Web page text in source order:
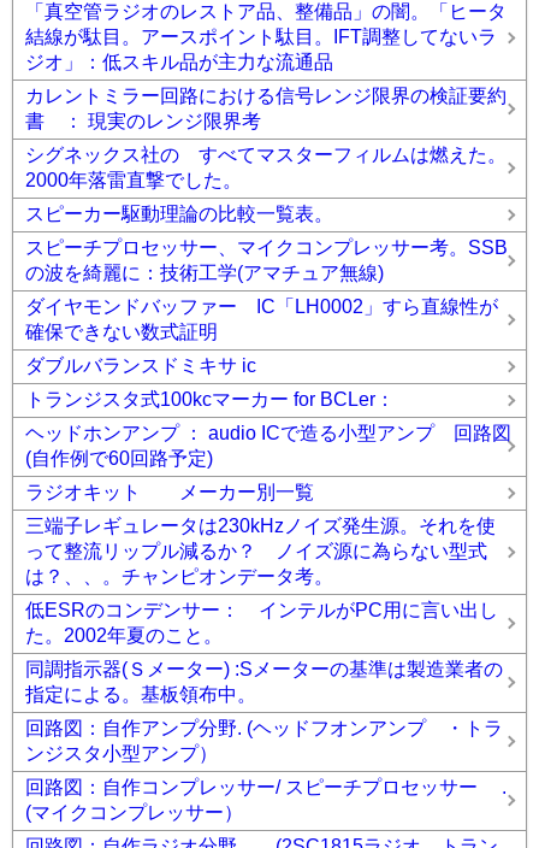
「真空管ラジオのレストア品、整備品」の闇。「ヒータ
結線が駄目。アースポイント駄目。IFT調整してないラ
ジオ」：低スキル品が主力な流通品
カレントミラー回路における信号レンジ限界の検証要約
書 ： 現実のレンジ限界考
シグネックス社の すべてマスターフィルムは燃えた。
2000年落雷直撃でした。
スピーカー駆動理論の比較一覧表。
スピーチプロセッサー、マイクコンプレッサー考。SSB
の波を綺麗に：技術工学(アマチュア無線)
ダイヤモンドバッファー IC「LH0002」すら直線性が
確保できない数式証明
ダブルバランスドミキサ ic
トランジスタ式100kcマーカー for BCLer：
ヘッドホンアンプ ： audio ICで造る小型アンプ 回路図
(自作例で60回路予定)
ラジオキット メーカー別一覧
三端子レギュレータは230kHzノイズ発生源。それを使
って整流リップル減るか？ ノイズ源に為らない型式
は？、、。チャンピオンデータ考。
低ESRのコンデンサー： インテルがPC用に言い出し
た。2002年夏のこと。
同調指示器(Ｓメーター) :Sメーターの基準は製造業者の
指定による。基板領布中。
回路図：自作アンプ分野. (ヘッドフオンアンプ ・トラ
ンジスタ小型アンプ）
回路図：自作コンプレッサー/ スピーチプロセッサー .
(マイクコンプレッサー）